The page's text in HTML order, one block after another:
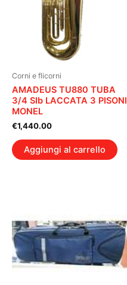
Corni e flicorni
AMADEUS TU880 TUBA
3/4 SIb LACCATA 3 PISONI
MONEL
€1,440.00
Aggiungi al carrello